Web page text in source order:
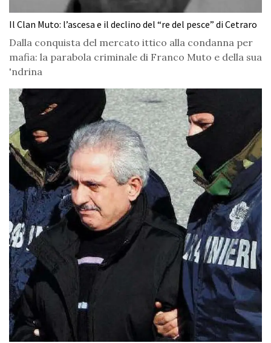
Il Clan Muto: l’ascesa e il declino del “re del pesce” di Cetraro
Dalla conquista del mercato ittico alla condanna per
mafia: la parabola criminale di Franco Muto e della sua
'ndrina